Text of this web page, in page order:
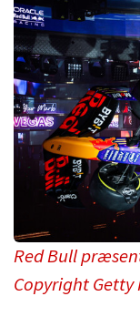
Red Bull
Copyright